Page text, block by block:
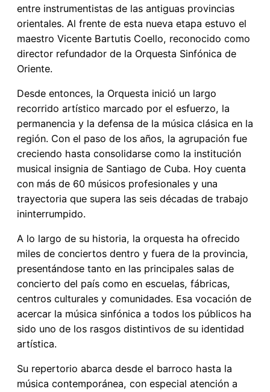
entre instrumentistas de las antiguas provincias
orientales. Al frente de esta nueva etapa estuvo el
maestro Vicente Bartutis Coello, reconocido como
director refundador de la Orquesta Sinfónica de
Oriente.
Desde entonces, la Orquesta inició un largo
recorrido artístico marcado por el esfuerzo, la
permanencia y la defensa de la música clásica en la
región. Con el paso de los años, la agrupación fue
creciendo hasta consolidarse como la institución
musical insignia de Santiago de Cuba. Hoy cuenta
con más de 60 músicos profesionales y una
trayectoria que supera las seis décadas de trabajo
ininterrumpido.
A lo largo de su historia, la orquesta ha ofrecido
miles de conciertos dentro y fuera de la provincia,
presentándose tanto en las principales salas de
concierto del país como en escuelas, fábricas,
centros culturales y comunidades. Esa vocación de
acercar la música sinfónica a todos los públicos ha
sido uno de los rasgos distintivos de su identidad
artística.
Su repertorio abarca desde el barroco hasta la
música contemporánea, con especial atención a